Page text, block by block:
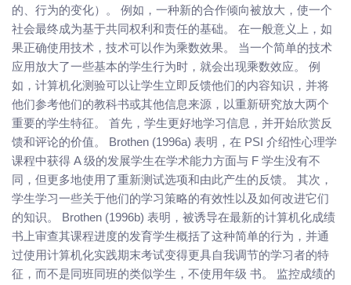
的、行为的变化）。 例如，一种新的合作倾向被放大，使一个
社会最终成为基于共同权利和责任的基础。 在一般意义上，如
果正确使用技术，技术可以作为乘数效果。 当一个简单的技术
应用放大了一些基本的学生行为时，就会出现乘数效应。 例
如，计算机化测验可以让学生立即反馈他们的内容知识，并将
他们参考他们的教科书或其他信息来源，以重新研究放大两个
重要的学生特征。 首先，学生更好地学习信息，并开始欣赏反
馈和评论的价值。 Brothen (1996a) 表明，在 PSI 介绍性心理学
课程中获得 A 级的发展学生在学术能力方面与 F 学生没有不
同，但更多地使用了重新测试选项和由此产生的反馈。 其次，
学生学习一些关于他们的学习策略的有效性以及如何改进它们
的知识。 Brothen (1996b) 表明，被诱导在最新的计算机化成绩
书上审查其课程进度的发育学生概括了这种简单的行为，并通
过使用计算机化实践期末考试变得更具自我调节的学习者的特
征，而不是同班同班的类似学生，不使用年级 书。 监控成绩的